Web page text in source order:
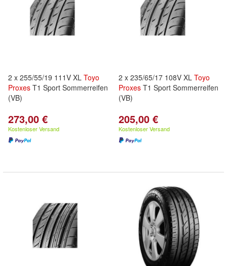
2 x 255/55/19 111V XL Toyo
Proxes T1 Sport Sommerreifen
(VB)
273,00 €
Kostenloser Versand
2 x 235/65/17 108V XL Toyo
Proxes T1 Sport Sommerreifen
(VB)
205,00 €
Kostenloser Versand